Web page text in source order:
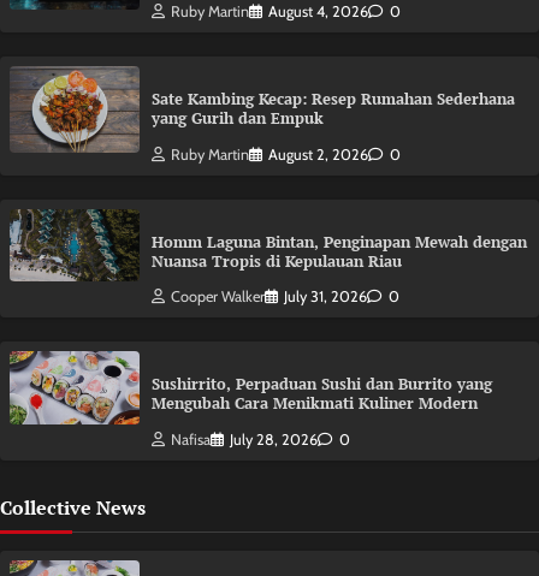
Ruby Martin August 4, 2026 0
Sate Kambing Kecap: Resep Rumahan Sederhana
yang Gurih dan Empuk
Ruby Martin August 2, 2026 0
Homm Laguna Bintan, Penginapan Mewah dengan
Nuansa Tropis di Kepulauan Riau
Cooper Walker July 31, 2026 0
Sushirrito, Perpaduan Sushi dan Burrito yang
Mengubah Cara Menikmati Kuliner Modern
Nafisa July 28, 2026 0
Collective News